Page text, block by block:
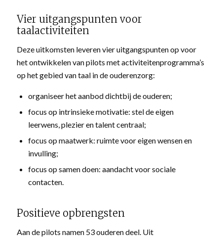
Vier uitgangspunten voor
taalactiviteiten
Deze uitkomsten leveren vier uitgangspunten op voor
het ontwikkelen van pilots met activiteitenprogramma’s
op het gebied van taal in de ouderenzorg:
organiseer het aanbod dichtbij de ouderen;
focus op intrinsieke motivatie: stel de eigen
leerwens, plezier en talent centraal;
focus op maatwerk: ruimte voor eigen wensen en
invulling;
focus op samen doen: aandacht voor sociale
contacten.
Positieve opbrengsten
Aan de pilots namen 53 ouderen deel. Uit